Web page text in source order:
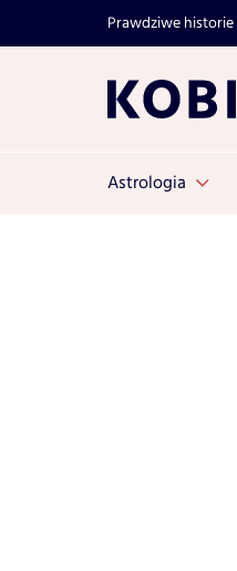
Prawdziwe historie
Astrologia